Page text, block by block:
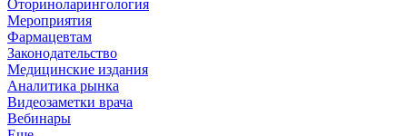
Оториноларингология
Мероприятия
Фармацевтам
Законодательство
Медицинские издания
Аналитика рынка
Видеозаметки врача
Вебинары